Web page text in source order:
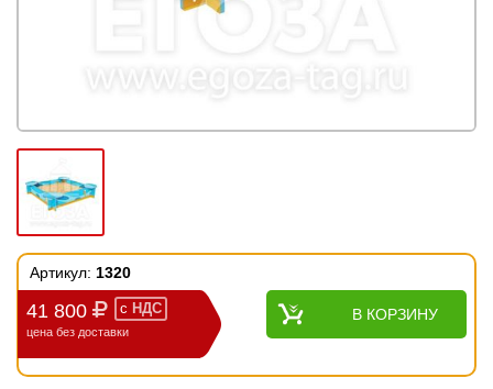
Артикул: 1320
41 800 с НДС
цена без доставки
В КОРЗИНУ